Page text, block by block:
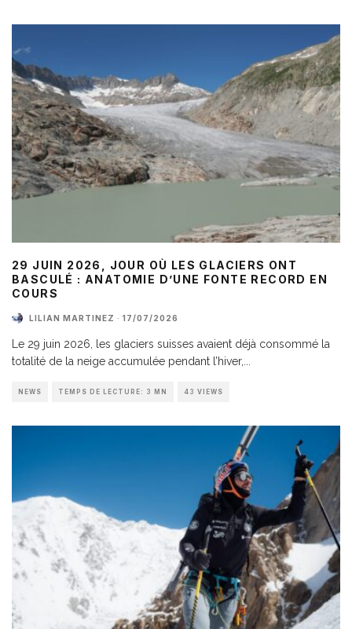
29 JUIN 2026, JOUR OÙ LES GLACIERS ONT
BASCULÉ : ANATOMIE D’UNE FONTE RECORD EN
COURS
LILIAN MARTINEZ · 17/07/2026
Le 29 juin 2026, les glaciers suisses avaient déjà consommé la
totalité de la neige accumulée pendant l’hiver,
NEWS TEMPS DE LECTURE: 3 MN 43 VIEWS